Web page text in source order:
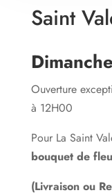
Saint
Ouverture
à 12H00
Pour La Saint
bouquet de
(Livraison ou